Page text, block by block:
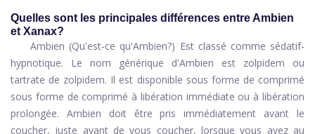
Quelles sont les principales différences entre Ambien
et Xanax?
Ambien (Qu'est-ce qu'Ambien?) Est classé comme sédatif-
hypnotique. Le nom générique d'Ambien est zolpidem ou
tartrate de zolpidem. Il est disponible sous forme de comprimé
sous forme de comprimé à libération immédiate ou à libération
prolongée. Ambien doit être pris immédiatement avant le
coucher, juste avant de vous coucher, lorsque vous avez au